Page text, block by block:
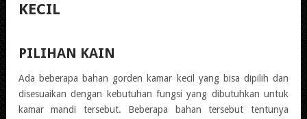
KECIL
PILIHAN KAIN
Ada beberapa bahan gorden kamar kecil yang bisa dipilih dan
disesuaikan dengan kebutuhan fungsi yang dibutuhkan untuk
kamar mandi tersebut. Beberapa bahan tersebut tentunya